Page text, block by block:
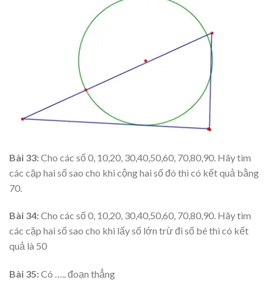
Bài 33:Cho các số 0, 10,20, 30,40,50,60, 70,80,90. Hãy tìm
các cặp hai số sao cho khi cộng hai số đó thì có kết quả bằng
70.
Bài 34:Cho các số 0, 10,20, 30,40,50,60, 70,80,90. Hãy tìm
các cặp hai số sao cho khi lấy số lớn trừ đi số bé thì có kết
quả là 50
Bài 35:Có ….. đoạn thẳng